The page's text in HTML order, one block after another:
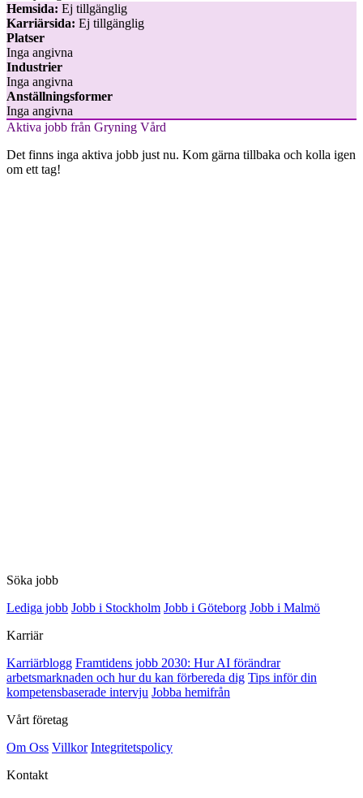
Hemsida: Ej tillgänglig
Karriärsida: Ej tillgänglig
Platser
Inga angivna
Industrier
Inga angivna
Anställningsformer
Inga angivna
Aktiva jobb från Gryning Vård
Det finns inga aktiva jobb just nu. Kom gärna tillbaka och kolla igen
om ett tag!
Söka jobb
Lediga jobb Jobb i Stockholm Jobb i Göteborg Jobb i Malmö
Karriär
Karriärblogg Framtidens jobb 2030: Hur AI förändrar
arbetsmarknaden och hur du kan förbereda dig Tips inför din
kompetensbaserade intervju Jobba hemifrån
Vårt företag
Om Oss Villkor Integritetspolicy
Kontakt